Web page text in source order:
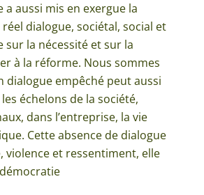
a aussi mis en exergue la
dialogue, sociétal, social et
sur la nécessité et sur la
à la réforme. Nous sommes
dialogue empêché peut aussi
échelons de la société,
dans l’entreprise, la vie
Cette absence de dialogue
violence et ressentiment, elle